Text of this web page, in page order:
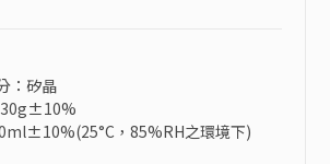
：矽晶
，85%RH之環境下)